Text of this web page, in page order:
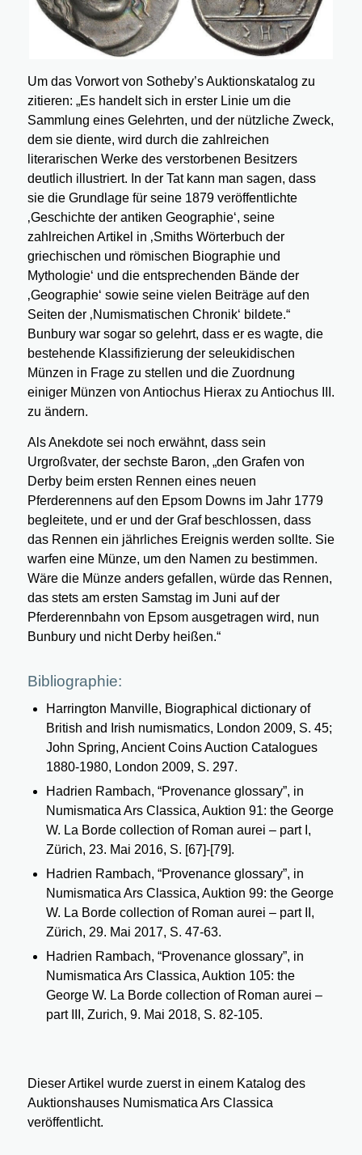
Um das Vorwort von Sotheby’s Auktionskatalog zu
zitieren: „Es handelt sich in erster Linie um die
Sammlung eines Gelehrten, und der nützliche Zweck,
dem sie diente, wird durch die zahlreichen
literarischen Werke des verstorbenen Besitzers
deutlich illustriert. In der Tat kann man sagen, dass
sie die Grundlage für seine 1879 veröffentlichte
‚Geschichte der antiken Geographie‘, seine
zahlreichen Artikel in ‚Smiths Wörterbuch der
griechischen und römischen Biographie und
Mythologie‘ und die entsprechenden Bände der
‚Geographie‘ sowie seine vielen Beiträge auf den
Seiten der ‚Numismatischen Chronik‘ bildete.“
Bunbury war sogar so gelehrt, dass er es wagte, die
bestehende Klassifizierung der seleukidischen
Münzen in Frage zu stellen und die Zuordnung
einiger Münzen von Antiochus Hierax zu Antiochus III.
zu ändern.
Als Anekdote sei noch erwähnt, dass sein
Urgroßvater, der sechste Baron, „den Grafen von
Derby beim ersten Rennen eines neuen
Pferderennens auf den Epsom Downs im Jahr 1779
begleitete, und er und der Graf beschlossen, dass
das Rennen ein jährliches Ereignis werden sollte. Sie
warfen eine Münze, um den Namen zu bestimmen.
Wäre die Münze anders gefallen, würde das Rennen,
das stets am ersten Samstag im Juni auf der
Pferderennbahn von Epsom ausgetragen wird, nun
Bunbury und nicht Derby heißen.“
Bibliographie:
Harrington Manville, Biographical dictionary of
British and Irish numismatics, London 2009, S. 45;
John Spring, Ancient Coins Auction Catalogues
1880-1980, London 2009, S. 297.
Hadrien Rambach, “Provenance glossary”, in
Numismatica Ars Classica, Auktion 91: the George
W. La Borde collection of Roman aurei – part I,
Zürich, 23. Mai 2016, S. [67]-[79].
Hadrien Rambach, “Provenance glossary”, in
Numismatica Ars Classica, Auktion 99: the George
W. La Borde collection of Roman aurei – part II,
Zürich, 29. Mai 2017, S. 47-63.
Hadrien Rambach, “Provenance glossary”, in
Numismatica Ars Classica, Auktion 105: the
George W. La Borde collection of Roman aurei –
part III, Zurich, 9. Mai 2018, S. 82-105.
Dieser Artikel wurde zuerst in einem Katalog des
Auktionshauses Numismatica Ars Classica
veröffentlicht.